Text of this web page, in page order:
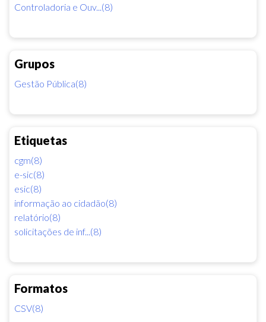
Controladoria e Ouv...(8)
Grupos
Gestão Pública(8)
Etiquetas
cgm(8)
e-sic(8)
esic(8)
informação ao cidadão(8)
relatório(8)
solicitações de inf...(8)
Formatos
CSV(8)